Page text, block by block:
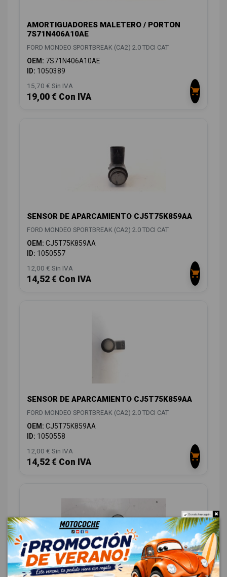
AMORTIGUADORES MALETERO / PORTON
7S71N406A10AE
FORD MONDEO SPORTBREAK (CA2) 2.0 TDCI CAT
OEM: 7S71N406A10AE
ID: 1050389
15,70 € Sin IVA
19,00 € Con IVA
SENSOR DE APARCAMIENTO CJ5T75K859AA
FORD MONDEO SPORTBREAK (CA2) 2.0 TDCI CAT
OEM: CJ5T75K859AA
ID: 1050557
12,00 € Sin IVA
14,52 € Con IVA
SENSOR DE APARCAMIENTO CJ5T75K859AA
FORD MONDEO SPORTBREAK (CA2) 2.0 TDCI CAT
OEM: CJ5T75K859AA
ID: 1050558
12,00 € Sin IVA
14,52 € Con IVA
Do not show again.